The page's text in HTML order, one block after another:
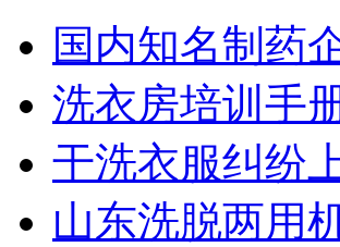
国内知名制药
洗衣房培训手
干洗衣服纠纷
山东洗脱两用